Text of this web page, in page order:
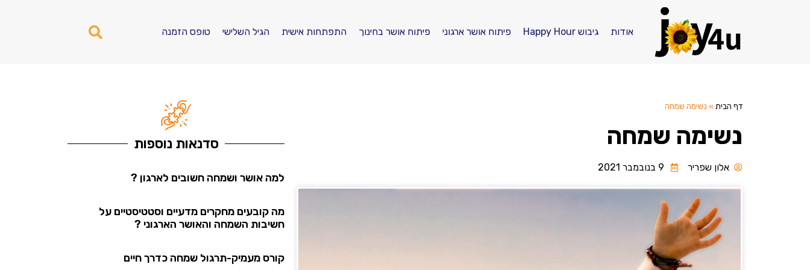
אודות גיבוש Happy Hour פיתוח אושר ארגוני פיתוח אושר בחינוך התפתחות אישית הגיל השלישי טופס הזמנה
דף הבית » נשימה שמחה
נשימה שמחה
אלון שפריר 9 בנובמבר 2021
סדנאות נוספות
למה אושר ושמחה חשובים לארגון ?
מה קובעים מחקרים מדעיים וסטטיסטיים על
חשיבות השמחה והאושר הארגוני ?
קורס מעמיק-תרגול שמחה כדרך חיים